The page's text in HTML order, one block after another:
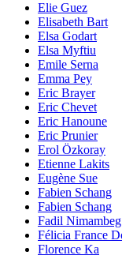
Elie Guez
Elisabeth Bart
Elsa Godart
Elsa Myftiu
Emile Serna
Emma Pey
Eric Brayer
Eric Chevet
Eric Hanoune
Eric Prunier
Erol Özkoray
Etienne Lakits
Eugène Sue
Fabien Schang
Fabien Schang
Fadil Nimambeg
Félicia France
Florence Ka